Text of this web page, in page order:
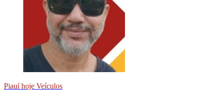
Piauí hoje Veículos